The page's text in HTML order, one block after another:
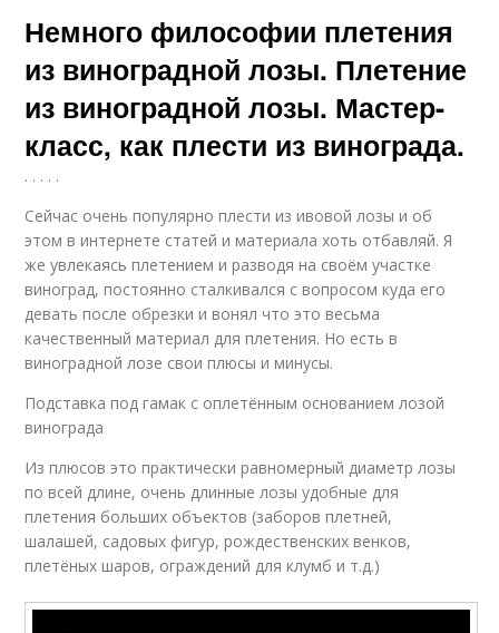
Немного философии плетения
из виноградной лозы. Плетение
из виноградной лозы. Мастер-
класс, как плести из винограда.
. . . . .
Сейчас очень популярно плести из ивовой лозы и об
этом в интернете статей и материала хоть отбавляй. Я
же увлекаясь плетением и разводя на своём участке
виноград, постоянно сталкивался с вопросом куда его
девать после обрезки и вонял что это весьма
качественный материал для плетения. Но есть в
виноградной лозе свои плюсы и минусы.
Подставка под гамак с оплетённым основанием лозой
винограда
Из плюсов это практически равномерный диаметр лозы
по всей длине, очень длинные лозы удобные для
плетения больших объектов (заборов плетней,
шалашей, садовых фигур, рождественских венков,
плетёных шаров, ограждений для клумб и т.д.)